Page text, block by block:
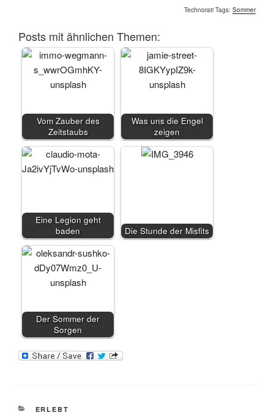
Technorati Tags: Sommer
Posts mit ähnlichen Themen:
Vom Zauber des
Zeitstaubs
Was uns die Engel
zeigen
Eine Legion geht
baden
Die Stunde der Misfits
Der Sommer der
Sorgen
KATEGORIEN
ERLEBT